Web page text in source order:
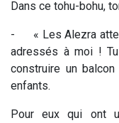
Dans ce tohu-bohu,
-
« Les Alezra
adressés à moi !
construire un
enfants.
Pour eux qui ont